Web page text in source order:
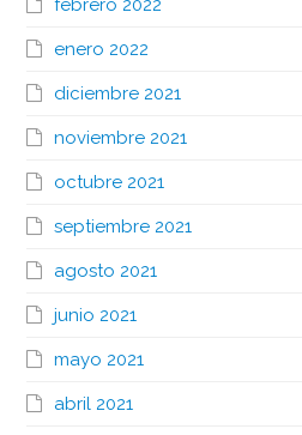
febrero 2022
enero 2022
diciembre 2021
noviembre 2021
octubre 2021
septiembre 2021
agosto 2021
junio 2021
mayo 2021
abril 2021